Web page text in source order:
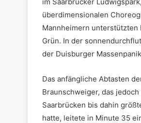
überdimensionalen
Mannheimern
Grün. In der
der Duisburger
Das anfängliche Abtasten
Braunschweiger, das
Saarbrücken bis dahin
hatte, leitete in Minute 35